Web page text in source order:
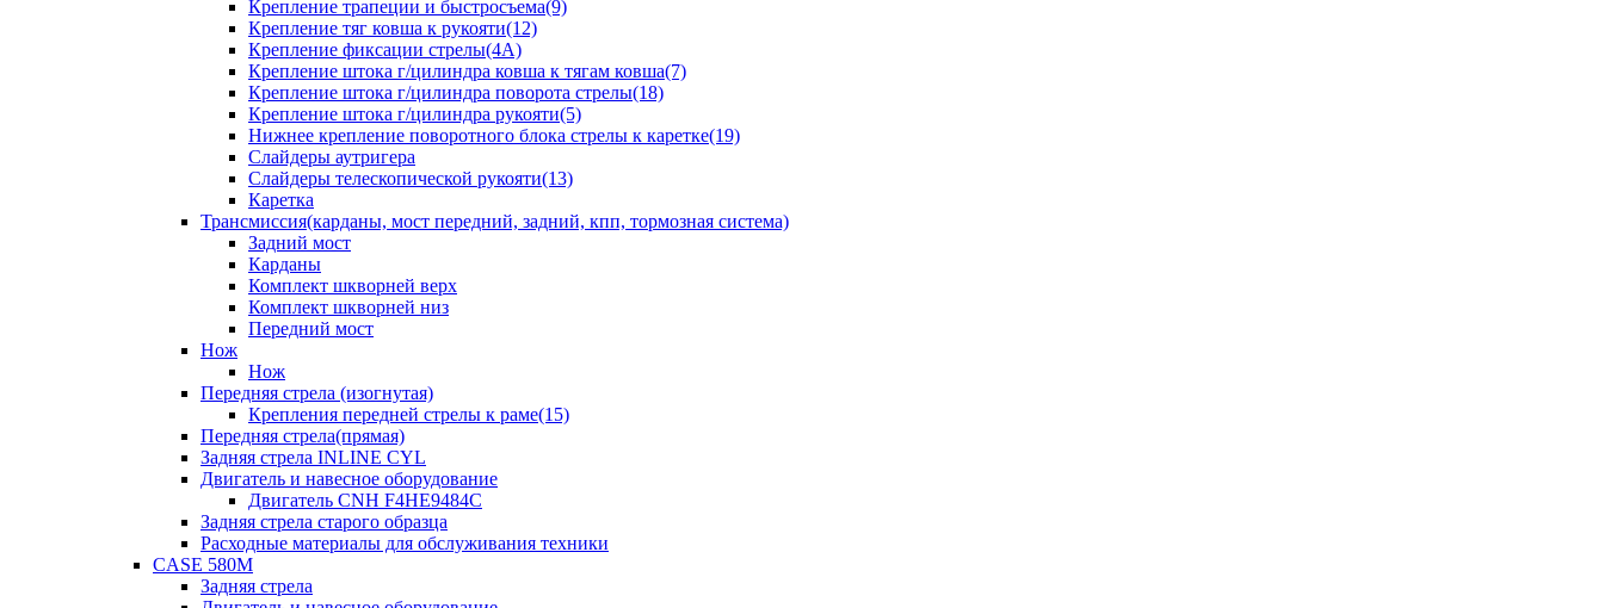
Крепление трапеции и быстросъема(9)
Крепление тяг ковша к рукояти(12)
Крепление фиксации стрелы(4A)
Крепление штока г/цилиндра ковша к тягам ковша(7)
Крепление штока г/цилиндра поворота стрелы(18)
Крепление штока г/цилиндра рукояти(5)
Нижнее крепление поворотного блока стрелы к каретке(19)
Слайдеры аутригера
Слайдеры телескопической рукояти(13)
Каретка
Трансмиссия(карданы, мост передний, задний, кпп, тормозная система)
Задний мост
Карданы
Комплект шкворней верх
Комплект шкворней низ
Передний мост
Нож
Нож
Передняя стрела (изогнутая)
Крепления передней стрелы к раме(15)
Передняя стрела(прямая)
Задняя стрела INLINE CYL
Двигатель и навесное оборудование
Двигатель CNH F4HE9484C
Задняя стрела старого образца
Расходные материалы для обслуживания техники
CASE 580M
Задняя стрела